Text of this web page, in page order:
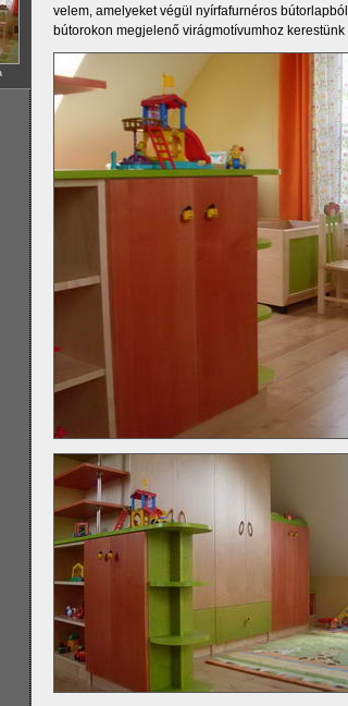
velem, amelyeket végül nyírfafurnéros
bútorokon megjelenő virágmotívumhoz